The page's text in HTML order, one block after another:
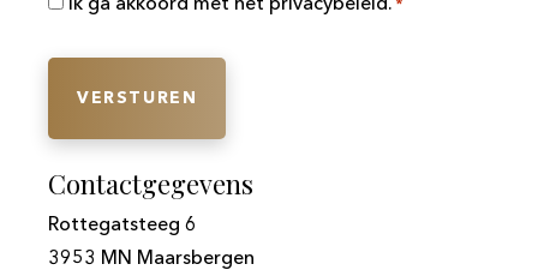
Ik ga akkoord met het privacybeleid. *
Contactgegevens
Rottegatsteeg 6
3953 MN Maarsbergen